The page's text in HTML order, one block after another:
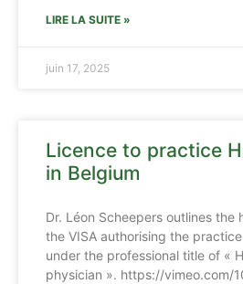
LIRE LA SUITE »
juin 17, 2025
Licence to practice
in Belgium
Dr. Léon Scheepers outlines the
the VISA authorising the
under the professional title of «
physician ». https://vimeo.com/